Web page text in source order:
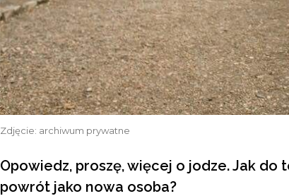
Zdjęcie: archiwum prywatne
Opowiedz, proszę, więcej o jodze. Jak do
powrót jako nowa osoba?